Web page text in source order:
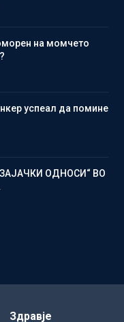
на момчето
успеал да помине
ОДНОСИ“ ВО
Здравје